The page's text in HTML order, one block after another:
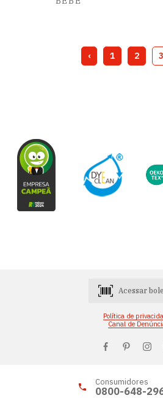
‹ 1 2 3
Acessar
Política de
Canal de
Consumidores
0800-648-